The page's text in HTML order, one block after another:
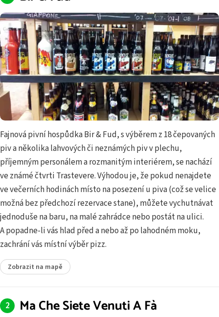
Fajnová pivní hospůdka Bir & Fud, s výběrem z 18 čepovaných
piv a několika lahvových či neznámých piv v plechu,
příjemným personálem a rozmanitým interiérem, se nachází
ve známé čtvrti Trastevere. Výhodou je, že pokud nenajdete
ve večerních hodinách místo na posezení u piva (což se velice
možná bez předchozí rezervace stane), můžete vychutnávat
jednoduše na baru, na malé zahrádce nebo postát na ulici.
A popadne-li vás hlad před a nebo až po lahodném moku,
zachrání vás místní výběr pizz.
Zobrazit na mapě
Ma Che Siete Venuti A Fà